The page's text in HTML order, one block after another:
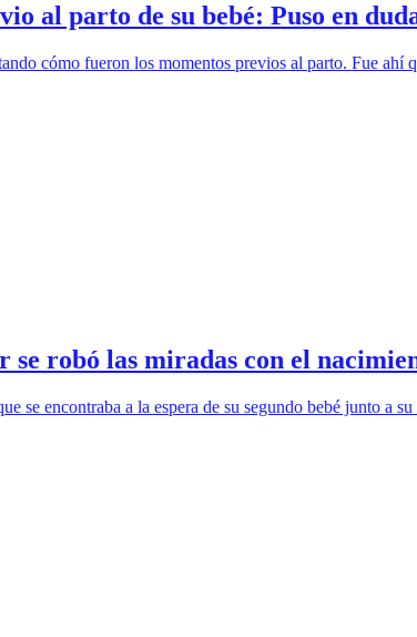
al parto de su bebé: Puso en
cómo fueron los momentos previos al parto. Fue ahí
robó las miradas con el
se encontraba a la espera de su segundo bebé junto a